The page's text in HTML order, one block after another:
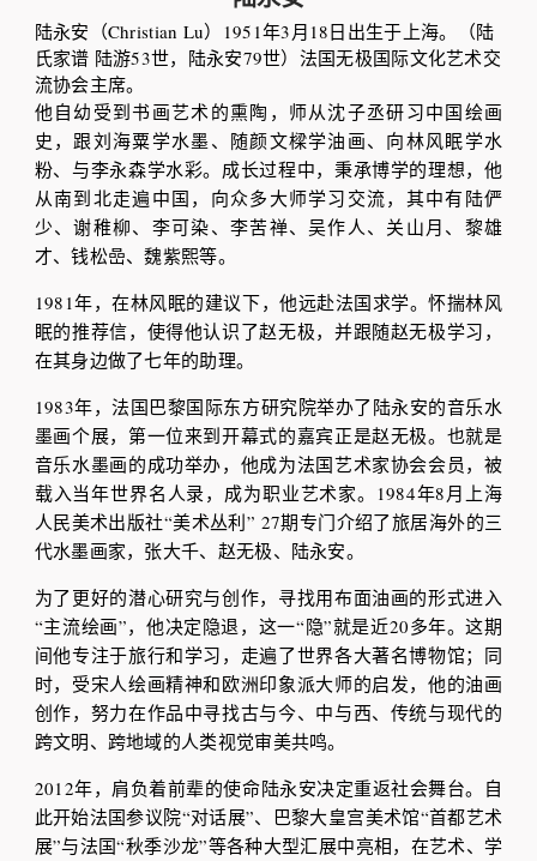
陆永安（Christian Lu）1951年3月18日出生于上海。（陆
氏家谱 陆游53世，陆永安79世）法国无极国际文化艺术交
流协会主席。
他自幼受到书画艺术的熏陶，师从沈子丞研习中国绘画
史，跟刘海粟学水墨、随颜文樑学油画、向林风眠学水
粉、与李永森学水彩。成长过程中，秉承博学的理想，他
从南到北走遍中国，向众多大师学习交流，其中有陆俨
少、谢稚柳、李可染、李苦禅、吴作人、关山月、黎雄
才、钱松嵒、魏紫𤋮等。
1981年，在林风眠的建议下，他远赴法国求学。怀揣林风
眠的推荐信，使得他认识了赵无极，并跟随赵无极学习，
在其身边做了七年的助理。
1983年，法国巴黎国际东方研究院举办了陆永安的音乐水
墨画个展，第一位来到开幕式的嘉宾正是赵无极。也就是
音乐水墨画的成功举办，他成为法国艺术家协会会员，被
载入当年世界名人录，成为职业艺术家。1984年8月上海
人民美术出版社“美术丛利” 27期专门介绍了旅居海外的三
代水墨画家，张大千、赵无极、陆永安。
为了更好的潜心研究与创作，寻找用布面油画的形式进入
“主流绘画”，他决定隐退，这一“隐”就是近20多年。这期
间他专注于旅行和学习，走遍了世界各大著名博物馆；同
时，受宋人绘画精神和欧洲印象派大师的启发，他的油画
创作，努力在作品中寻找古与今、中与西、传统与现代的
跨文明、跨地域的人类视觉审美共鸣。
2012年，肩负着前辈的使命陆永安决定重返社会舞台。自
此开始法国参议院“对话展”、巴黎大皇宫美术馆“首都艺术
展”与法国“秋季沙龙”等各种大型汇展中亮相，在艺术、学